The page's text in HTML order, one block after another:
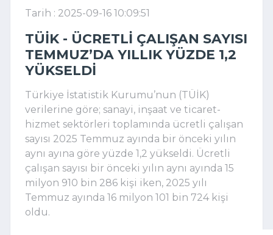
Tarih : 2025-09-16 10:09:51
TÜİK - ÜCRETLI ÇALIŞAN SAYISI
TEMMUZ’DA YILLIK YÜZDE 1,2
YÜKSELDI
Türkiye İstatistik Kurumu’nun (TÜİK)
verilerine göre; sanayi, inşaat ve ticaret-
hizmet sektörleri toplamında ücretli çalışan
sayısı 2025 Temmuz ayında bir önceki yılın
aynı ayına göre yüzde 1,2 yükseldi. Ücretli
çalışan sayısı bir önceki yılın aynı ayında 15
milyon 910 bin 286 kişi iken, 2025 yılı
Temmuz ayında 16 milyon 101 bin 724 kişi
oldu.